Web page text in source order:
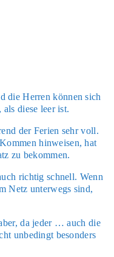
die Her­ren kön­nen sich
die­se leer ist.
der Feri­en sehr voll.
hin­wei­sen, hat
zu bekom­men.
rich­tig schnell. Wenn
Netz unter­wegs sind,
da jeder … auch die
unbe­dingt beson­ders